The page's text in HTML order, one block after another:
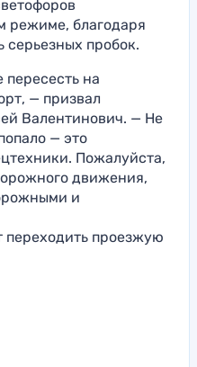
режиме, благодаря
серьезных пробок.
на
— призвал
Валентинович. — Не
— это
Пожалуйста,
движения,
и
проезжую